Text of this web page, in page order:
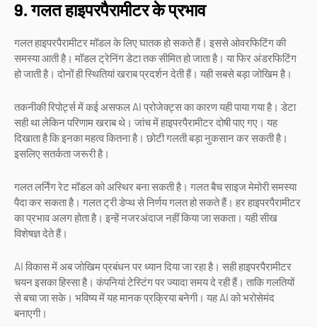
9. गलत हाइपरपैरामीटर के प्रभाव
गलत हाइपरपैरामीटर मॉडल के लिए घातक हो सकते हैं। इससे ओवरफिटिंग की
समस्या आती है। मॉडल ट्रेनिंग डेटा तक सीमित हो जाता है। या फिर अंडरफिटिंग
हो जाती है। दोनों ही स्थितियां खराब प्रदर्शन देती हैं। यही सबसे बड़ा जोखिम है।
तकनीकी रिपोर्ट्स में कई असफल AI प्रोजेक्ट्स का कारण यही पाया गया है। डेटा
सही था लेकिन परिणाम खराब थे। जांच में हाइपरपैरामीटर दोषी पाए गए। यह
दिखाता है कि इनका महत्व कितना है। छोटी गलती बड़ा नुकसान कर सकती है।
इसलिए सतर्कता जरूरी है।
गलत लर्निंग रेट मॉडल को अस्थिर बना सकती है। गलत बैच साइज मेमोरी समस्या
पैदा कर सकता है। गलत ट्री डेप्थ से निर्णय गलत हो सकते हैं। हर हाइपरपैरामीटर
का प्रभाव अलग होता है। इन्हें नजरअंदाज नहीं किया जा सकता। यही सीख
विशेषज्ञ देते हैं।
AI विकास में अब जोखिम प्रबंधन पर ध्यान दिया जा रहा है। सही हाइपरपैरामीटर
चयन इसका हिस्सा है। कंपनियां टेस्टिंग पर ज्यादा समय दे रही हैं। ताकि गलतियों
से बचा जा सके। भविष्य में यह मानक प्रक्रिया बनेगी। यह AI को भरोसेमंद
बनाएगी।